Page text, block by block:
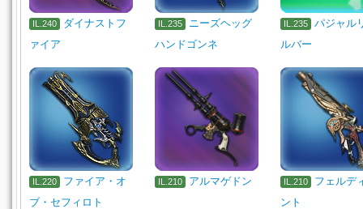
IL.240
ダイナストフ
ァイア
IL.235
ニーズヘッグ
ハンドゴンネ
IL.235
パジャル
ルバー
IL.220
ファイア・オ
ブ・セフィロト
IL.210 アルマゲドン IL.210
フェルデ
ント